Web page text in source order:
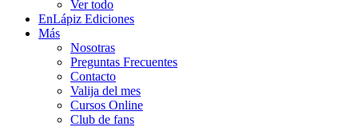
Ver todo
EnLápiz Ediciones
Más
Nosotras
Preguntas Frecuentes
Contacto
Valija del mes
Cursos Online
Club de fans